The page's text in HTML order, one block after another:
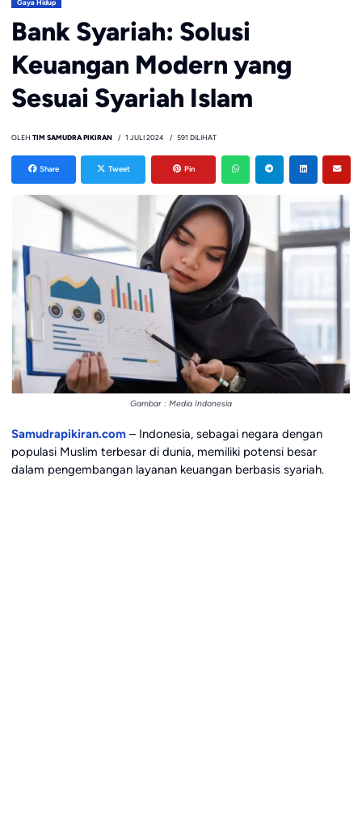
Gaya Hidup
Bank Syariah: Solusi
Keuangan Modern yang
Sesuai Syariah Islam
OLEH TIM SAMUDRA PIKIRAN 1 JULI 2024 591 DILIHAT
Share Tweet Pin
Gambar : Media Indonesia
Samudrapikiran.com– Indonesia, sebagai negara dengan
populasi Muslim terbesar di dunia, memiliki potensi besar
dalam pengembangan layanan keuangan berbasis syariah.